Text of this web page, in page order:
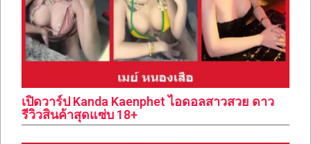
เปิดวาร์ป Kanda Kaenphet ไอดอลสาวสวย ดาว
รีวิวสินค้าสุดแซ่บ 18+